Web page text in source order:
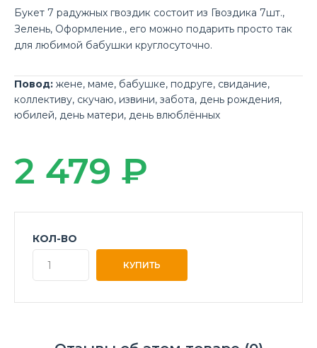
Букет 7 радужных гвоздик состоит из Гвоздика 7шт.,
Зелень, Оформление., его можно подарить просто так
для любимой бабушки круглосуточно.
Повод: жене, маме, бабушке, подруге, свидание,
коллективу, скучаю, извини, забота, день рождения,
юбилей, день матери, день влюблённых
2 479 ₽
КОЛ-ВО